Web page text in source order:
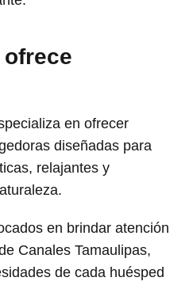
en ofrecer
diseñadas para
relajantes y
en brindar atención
Canales Tamaulipas,
de cada huésped